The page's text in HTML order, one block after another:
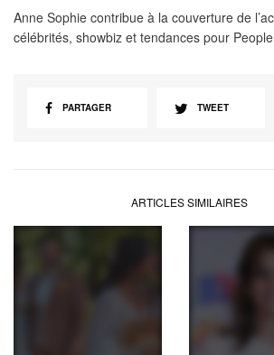
Anne Sophie contribue à la couverture de
célébrités, showbiz et tendances pour
PARTAGER TWEET
ARTICLES SIMILAIRES